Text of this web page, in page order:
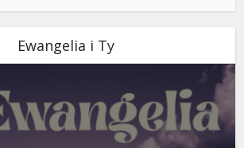
Ewangelia i Ty